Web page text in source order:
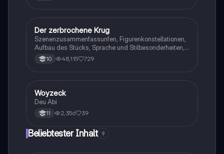
Deutsch
Der zerbrochene Krug
Szenenzusammenfassunfen, Figurenkonstellationen,
Aufbau des Stücks, Sprache und Stilbesonderheiten,
Aussageabsicht, Thematik, Interpretation
10 48,115 729
Deutsch
Woyzeck
Deu Abi
11 2,356 39
Beliebtester Inhalt 9